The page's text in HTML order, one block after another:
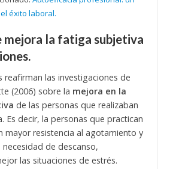
éxito laboral.
mejora la fatiga subjetiva
reafirman las investigaciones de
(2006) sobre la mejora en la
de las personas que realizaban
Es decir, la personas que practican
mayor resistencia al agotamiento y
de descanso,
las situaciones de estrés.